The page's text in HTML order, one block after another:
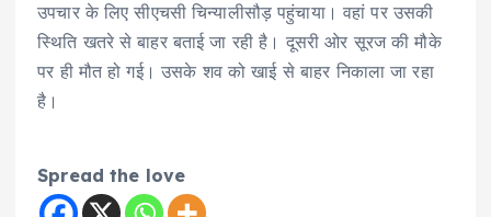
उपचार के लिए सीएचसी चिन्यालीसौड़ पहुंचाया। वहां पर उसकी
स्थिति खतरे से बाहर बताई जा रही है। दूसरी ओर सूरज की मौके
पर ही मौत हो गई। उसके शव को खाई से बाहर निकाला जा रहा
है।
Spread the love